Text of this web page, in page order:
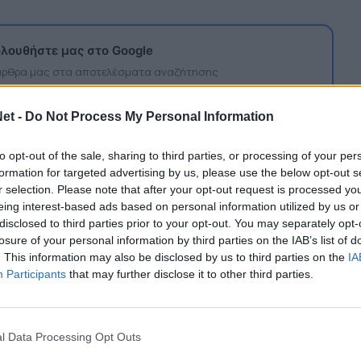
- Do Not Process My Personal Information
opt-out of the sale, sharing to third parties, or processing of your
for targeted advertising by us, please use the below opt-out
selection. Please note that after your opt-out request is processed
interest-based ads based on personal information utilized by us
to third parties prior to your opt-out. You may separately
of your personal information by third parties on the IAB’s list of
This information may also be disclosed by us to third parties on the
Participants that may further disclose it to other third parties.
Data Processing Opt Outs
μας στο Google
μας στα αποτελέσματα αναζήτησης
του Παναιτωλικού αφού ο επιθετικός είχε
Το VAR έλεγξε τη φάση και συνέστησε
διαιτητής άλλαξε την αρχική του απόφαση. Η
παρόλο μπορεί το χέρι να είναι τυχαίο,
αμέσως στο γκολ».